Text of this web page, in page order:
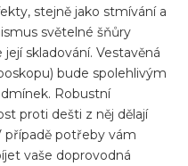
stejně jako stmívání a
světelné šňůry
skladování. Vestavěná
bude spolehlivým
Robustní
proti dešti z něj dělají
případě potřeby vám
vaše doprovodná